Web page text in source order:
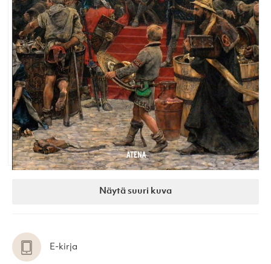
Näytä suuri kuva
E-kirja